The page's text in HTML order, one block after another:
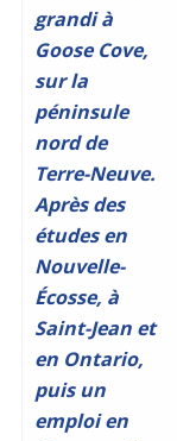
Jeux de la
Forum
Festival
Assemblée
Gestes et
Admission au
Ressources
Formulaires
La Charte
Lois
Commission
Terre-
Acheter un
louer sur le
neuf
Offres
Législation
L'Aide
Labrador
Qu'est-ce
Bureaux de
et-Labrador
Répertoire
française
Règlement
Continuons
Activités
Guide du
Annuaire de
Offres Actives
Santé
Société Santé
Travailler en
Passeport
Répertoire
Services en
Ma langue,
Carte des
2SLGBTQIA+
grandi à
Goose Cove,
sur la
péninsule
nord de
Terre-Neuve.
Après des
études en
Nouvelle-
Écosse, à
Saint-Jean et
en Ontario,
puis un
emploi en